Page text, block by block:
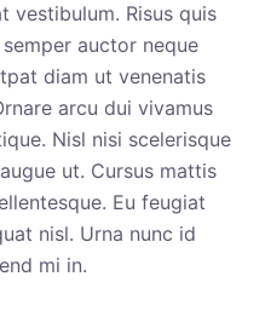
vestibulum. Risus quis
auctor neque
diam ut venenatis
arcu dui vivamus
Nisl nisi scelerisque
ut. Cursus mattis
Eu feugiat
nisl. Urna nunc id
mi in.